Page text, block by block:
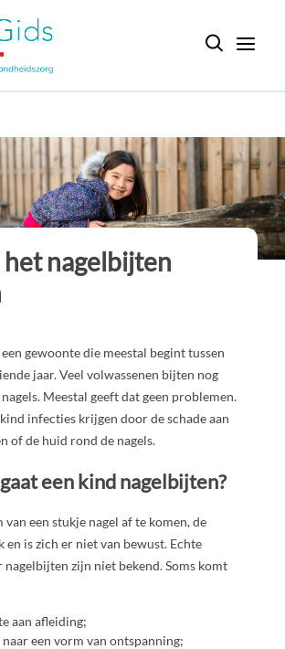
het nagelbijten
gewoonte die meestal begint tussen
jaar. Veel volwassenen bijten nog
Meestal geeft dat geen problemen.
infecties krijgen door de schade aan
of de huid rond de nagels.
een kind nagelbijten?
van een stukje nagel af te komen, de
en is zich er niet van bewust. Echte
nagelbijten zijn niet bekend. Soms komt
aan afleiding;
naar een vorm van ontspanning;